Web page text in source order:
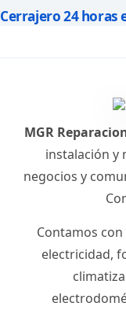
Cerrajero 24 horas
MGR
instalación y
negocios y
Contamos
electricidad,